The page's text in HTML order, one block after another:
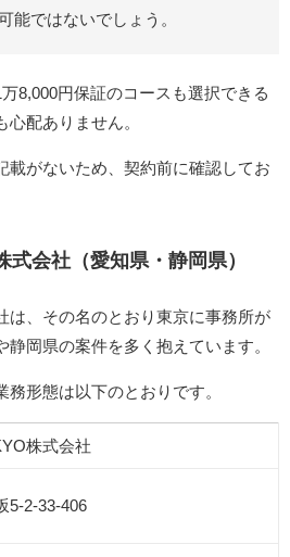
能ではないでしょう。
8,000円保証のコースも選択できる
配ありません。
載がないため、契約前に確認してお
式会社（愛知県・静岡県）
は、その名のとおり東京に事務所が
岡県の案件を多く抱えています。
形態は以下のとおりです。
株式会社
5-2-33-406